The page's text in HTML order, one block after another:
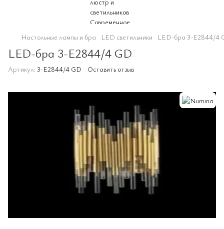
Настольные лампы и бра LED светильники LED-бра 3-E2844/4
LED-бра 3-E2844/4 GD
Артикул: 3-E2844/4 GD Оставить отзыв